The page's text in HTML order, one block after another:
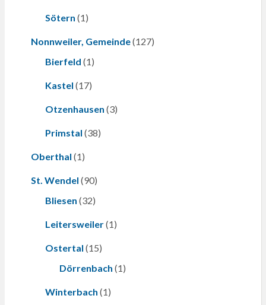
Sötern (1)
Nonnweiler, Gemeinde(127)
Bierfeld (1)
Kastel (17)
Otzenhausen (3)
Primstal (38)
Oberthal (1)
St. Wendel (90)
Bliesen (32)
Leitersweiler(1)
Ostertal (15)
Dörrenbach (1)
Winterbach (1)